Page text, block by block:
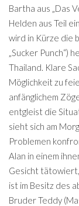
Bartha aus „Das
Helden aus Teil
wird in Kürze die
„Sucker Punch“)
Thailand. Klare
Möglichkeit zu
anfänglichem
entgleist die
sieht sich am
Problemen
Alan in einem
Gesicht tätowiert,
ist im Besitz des
Bruder Teddy